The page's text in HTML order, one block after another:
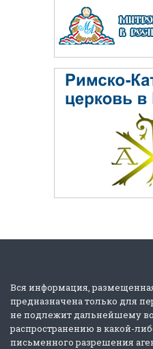
Вся информация,
предназначена только для
не подлежит дальнейшему
распространению в какой-
письменного разрешения